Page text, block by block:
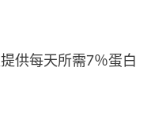
供每天所需7％蛋白